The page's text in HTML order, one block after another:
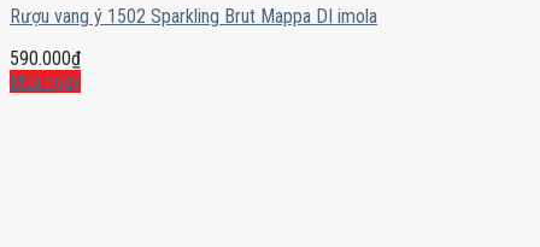
Rượu vang ý 1502 Sparkling Brut Mappa DI imola
590.000₫
Mua ngay